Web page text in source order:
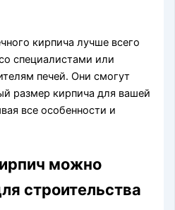
кирпича лучше всего
специалистами или
печей. Они смогут
размер кирпича для вашей
все особенности и
можно
строительства